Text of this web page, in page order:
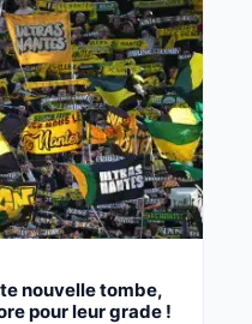
nouvelle tombe,
pour leur grade !